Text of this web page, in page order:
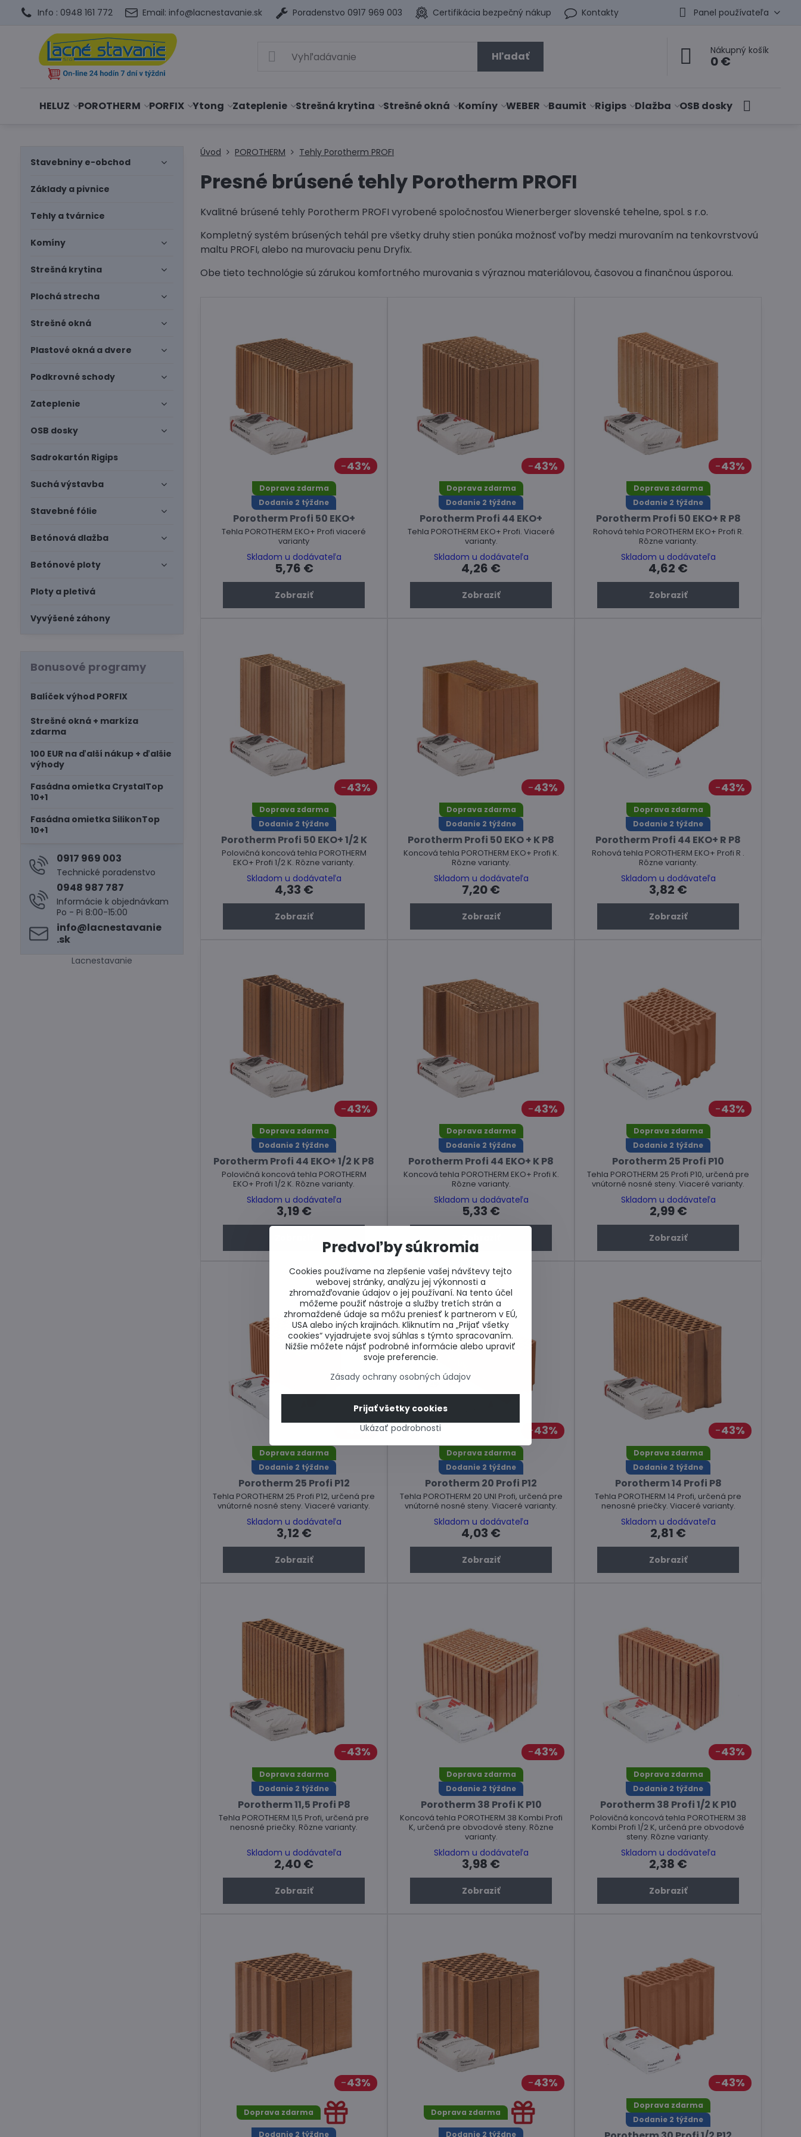
Info : 0948 161 772 Email: info@lacnestavanie.sk Poradenstvo 0917 969 003 Certifikácia bezpečný nákup Kontakty Panel používateľa
Hľadať Nákupný košík
0 €
HELUZ POROTHERM PORFIX Ytong Zateplenie Strešná krytina Strešné okná Komíny WEBER Baumit Rigips Dlažba OSB dosky
Úvod POROTHERM Tehly Porotherm PROFI
Presné brúsené tehly Porotherm PROFI
Kvalitné brúsené tehly Porotherm PROFI vyrobené spoločnosťou Wienerberger slovenské tehelne, spol. s r.o.
Kompletný systém brúsených tehál pre všetky druhy stien ponúka možnosť voľby medzi murovaním na tenkovrstvovú
maltu PROFI, alebo na murovaciu penu Dryfix.
Obe tieto technológie sú zárukou komfortného murovania s výraznou materiálovou, časovou a finančnou úsporou.
43%
Doprava zdarma
Dodanie 2 týždne
Porotherm Profi 50 EKO+
Tehla POROTHERM EKO+ Profi viaceré
varianty
Skladom u dodávateľa
5,76 €
Zobraziť
43%
Doprava zdarma
Dodanie 2 týždne
Porotherm Profi 44 EKO+
Tehla POROTHERM EKO+ Profi. Viaceré
varianty.
Skladom u dodávateľa
4,26 €
Zobraziť
43%
Doprava zdarma
Dodanie 2 týždne
Porotherm Profi 50 EKO+ R P8
Rohová tehla POROTHERM EKO+ Profi R.
Rôzne varianty.
Skladom u dodávateľa
4,62 €
Zobraziť
43%
Doprava zdarma
Dodanie 2 týždne
Porotherm Profi 50 EKO+ 1/2 K
Polovičná koncová tehla POROTHERM
EKO+ Profi 1/2 K. Rôzne varianty.
Skladom u dodávateľa
4,33 €
Zobraziť
43%
Doprava zdarma
Dodanie 2 týždne
Porotherm Profi 50 EKO + K P8
Koncová tehla POROTHERM EKO+ Profi K.
Rôzne varianty.
Skladom u dodávateľa
7,20 €
Zobraziť
43%
Doprava zdarma
Dodanie 2 týždne
Porotherm Profi 44 EKO+ R P8
Rohová tehla POROTHERM EKO+ Profi R .
Rôzne varianty.
Skladom u dodávateľa
3,82 €
Zobraziť
43%
Doprava zdarma
Dodanie 2 týždne
Porotherm Profi 44 EKO+ 1/2 K P8
Polovičná koncová tehla POROTHERM
EKO+ Profi 1/2 K. Rôzne varianty.
Skladom u dodávateľa
3,19 €
43%
Doprava zdarma
Dodanie 2 týždne
Porotherm Profi 44 EKO+ K P8
Koncová tehla POROTHERM EKO+ Profi K.
Rôzne varianty.
Skladom u dodávateľa
5,33 €
Zobraziť
43%
Doprava zdarma
Dodanie 2 týždne
Porotherm 25 Profi P10
Tehla POROTHERM 25 Profi P10, určená pre
vnútorné nosné steny. Viaceré varianty.
Skladom u dodávateľa
2,99 €
Zobraziť
43%
Doprava zdarma
Dodanie 2 týždne
Porotherm 25 Profi P12
Tehla POROTHERM 25 Profi P12, určená pre
vnútorné nosné steny. Viaceré varianty.
Skladom u dodávateľa
3,12 €
Zobraziť
43%
Doprava zdarma
Dodanie 2 týždne
Porotherm 20 Profi P12
Tehla POROTHERM 20 UNI Profi, určená pre
vnútorné nosné steny. Viaceré varianty.
Skladom u dodávateľa
4,03 €
Zobraziť
43%
Doprava zdarma
Dodanie 2 týždne
Porotherm 14 Profi P8
Tehla POROTHERM 14 Profi, určená pre
nenosné priečky. Viaceré varianty.
Skladom u dodávateľa
2,81 €
Zobraziť
43%
Doprava zdarma
Dodanie 2 týždne
Porotherm 11,5 Profi P8
Tehla POROTHERM 11,5 Profi, určená pre
nenosné priečky. Rôzne varianty.
Skladom u dodávateľa
2,40 €
Zobraziť
43%
Doprava zdarma
Dodanie 2 týždne
Porotherm 38 Profi K P10
Koncová tehla POROTHERM 38 Kombi Profi
K, určená pre obvodové steny. Rôzne
varianty.
Skladom u dodávateľa
3,98 €
Zobraziť
43%
Doprava zdarma
Dodanie 2 týždne
Porotherm 38 Profi 1/2 K P10
Polovičná koncová tehla POROTHERM 38
Kombi Profi 1/2 K, určená pre obvodové
steny. Rôzne varianty.
Skladom u dodávateľa
2,38 €
Zobraziť
43%
Doprava zdarma
Dodanie 2 týždne
43%
Doprava zdarma
Dodanie 2 týždne
43%
Doprava zdarma
Dodanie 2 týždne
Stavebniny e-obchod
Základy a pivnice
Tehly a tvárnice
Komíny
Strešná krytina
Plochá strecha
Strešné okná
Plastové okná a dvere
Podkrovné schody
Zateplenie
OSB dosky
Sadrokartón Rigips
Suchá výstavba
Stavebné fólie
Betónová dlažba
Betónové ploty
Ploty a pletivá
Vyvýšené záhony
Bonusové programy
Balíček výhod PORFIX
Strešné okná + markíza
zdarma
100 EUR na ďalší nákup + ďalšie
výhody
Fasádna omietka CrystalTop
10+1
Fasádna omietka SilikonTop
10+1
0917 969 003
Technické poradenstvo
0948 987 787
Informácie k objednávkam
Po - Pi 8:00-15:00
info​@lacnestavanie​
.sk
Lacnestavanie
Predvoľby súkromia
Cookies používame na zlepšenie vašej návštevy tejto
webovej stránky, analýzu jej výkonnosti a
zhromažďovanie údajov o jej používaní. Na tento účel
môžeme použiť nástroje a služby tretích strán a
zhromaždené údaje sa môžu preniesť k partnerom v EÚ,
USA alebo iných krajinách. Kliknutím na „Prijať všetky
cookies“ vyjadrujete svoj súhlas s týmto spracovaním.
Nižšie môžete nájsť podrobné informácie alebo upraviť
svoje preferencie.
Zásady ochrany osobných údajov
Ukázať podrobnosti
Prijať všetky cookies